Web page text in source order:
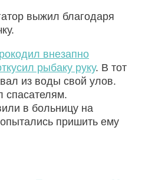
выжил благодаря
внезапно
рыбаку руку. В тот
из воды свой улов.
спасателям.
в больницу на
пришить ему